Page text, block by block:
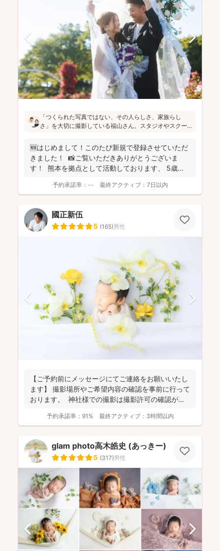
「つくられた写真ではない、その人らしさ、家族らし
さ」を大切に撮影している福山さん。スタジオやスクー
も安心です！お子さんの自由な雰囲気を思い出に残され
たい方にはぜひオススメします(^^)
🆕はじめまして！このたび新規で登録させていただ
きました！ 📸ご覧いただきありがとうございま
す！ 熊本を拠点として活動しております、 5歳の
予約承諾率： -- 最終アクティブ： 7日以内
國正新伍
5 (165)男性
【ご予約前にメッセージにてご連絡をお願いいたし
ます】 撮影場所やご希望内容の確認を事前に行って
おります。 神社様での撮影は撮影許可の確認が必
予約承諾率： 91% 最終アクティブ： 3時間以内
glam photo高木皓史 (あっきー)
5 (317)男性